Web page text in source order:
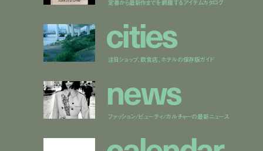
定番から最新作までを網羅するアイテムカタログ
cities
注目ショップ、飲食店、ホテルの保存版ガイド
news
ファッション/ビューティ/カルチャーの最新ニュース